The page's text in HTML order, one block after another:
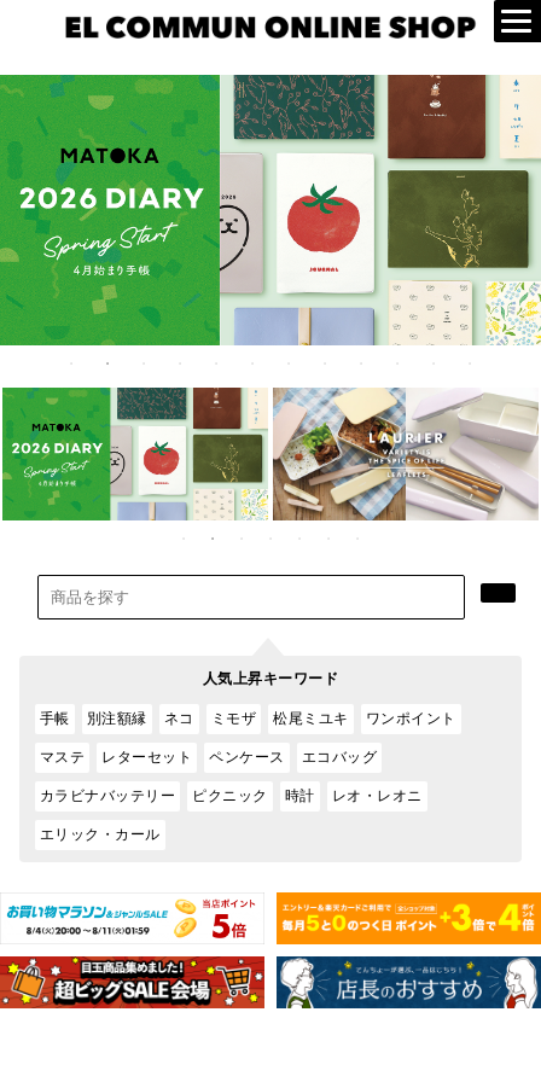
人気上昇キーワード
手帳 別注額縁 ネコ ミモザ 松尾ミユキ ワンポイント
マステ レターセット ペンケース エコバッグ
カラビナバッテリー ピクニック 時計 レオ・レオニ
エリック・カール